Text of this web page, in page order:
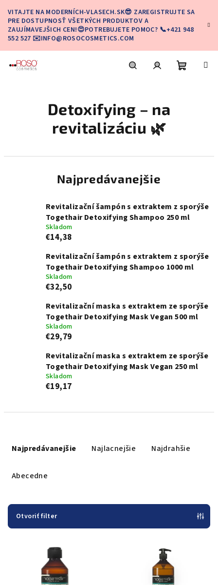
obsah
VITAJTE NA MODERNÍCH-VLASECH.SK😎 ZAREGISTRUJTE SA
PRE DOSTUPNOSŤ VŠETKÝCH PRODUKTOV A
ZAUJÍMAVEJŠICH CEN!😍POTREBUJETE POMOC? 📞+421 948
552 527 ✉️INFO@ROSOCOSMETICS.COM
Detoxifying – na
revitalizáciu 🌿
Najpredávanejšie
Revitalizační šampón s extraktem z sporýše
Togethair Detoxifying Shampoo 250 ml
Skladom
€14,38
Revitalizační šampón s extraktem z sporýše
Togethair Detoxifying Shampoo 1000 ml
Skladom
€32,50
Revitalizační maska s extraktem ze sporýše
Togethair Detoxifying Mask Vegan 500 ml
Skladom
€29,79
Revitalizační maska s extraktem ze sporýše
Togethair Detoxifying Mask Vegan 250 ml
Skladom
€19,17
p
Najpredávanejšie Najlacnejšie Najdrahšie
Abecedne
Otvoriť filter